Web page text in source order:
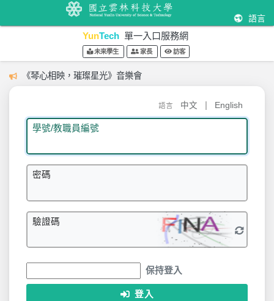
語言
YunTech 單一入口服務網
未來學生 家長 訪客
《琴心相映，璀璨星光》音樂會
語言 中文 English
學號/教職員編號
密碼
驗證碼
保持登入
登入